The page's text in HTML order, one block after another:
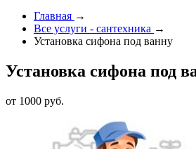
Главная →
Все услуги - cантехника →
Установка сифона под ванну
Установка сифона под
от 1000 руб.